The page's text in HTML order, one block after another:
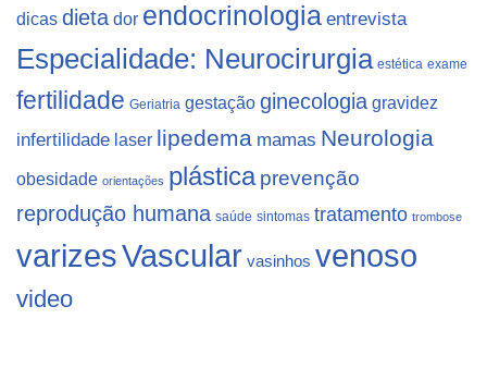
dicas dieta dor endocrinologia entrevista
Especialidade: Neurocirurgia estética exame
fertilidade Geriatria gestação ginecologia gravidez
infertilidade laser lipedema mamas Neurologia
obesidade orientações plástica prevenção
reprodução humana saúde sintomas tratamento trombose
varizesVascular vasinhos venoso
video